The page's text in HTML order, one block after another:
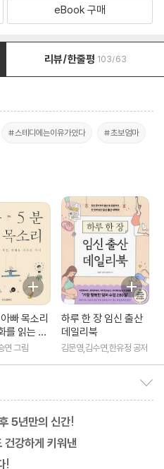
eBook 구매
리뷰/한줄평 103/63
#스테디에는이유가있다 #초보엄마
빠 목소리
를 읽는 시
배우는 아
연 그림
하루 한 장 임신 출산
데일리북
김문영,김수연,한유정 공저
5년만의 신간!
건강하게 키워낸
!